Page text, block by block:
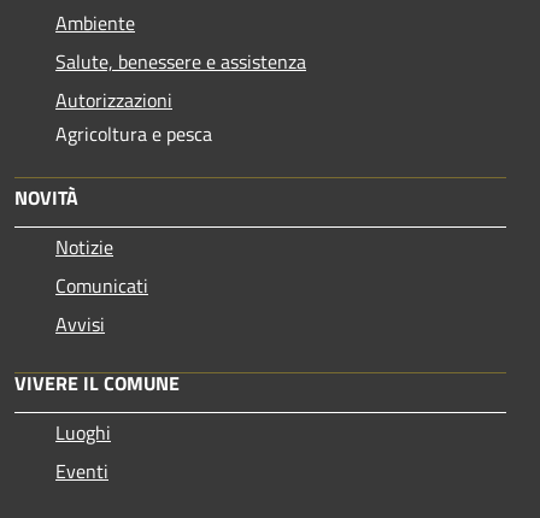
Ambiente
Salute, benessere e assistenza
Autorizzazioni
Agricoltura e pesca
NOVITÀ
Notizie
Comunicati
Avvisi
VIVERE IL COMUNE
Luoghi
Eventi